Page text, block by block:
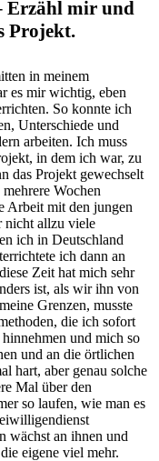
Erzähl mir und
Projekt.
in meinem
es mir wichtig, eben
So konnte ich
Unterschiede und
arbeiten. Ich muss
in dem ich war, zu
das Projekt gewechselt
Wochen
Arbeit mit den jungen
nicht allzu viele
ich in Deutschland
ich dann an
Zeit hat mich sehr
ist, als wir ihn von
Grenzen, musste
die ich sofort
und mich so
und an die örtlichen
hart, aber genau solche
Mal über den
so laufen, wie man es
wächst an ihnen und
eigene viel mehr.